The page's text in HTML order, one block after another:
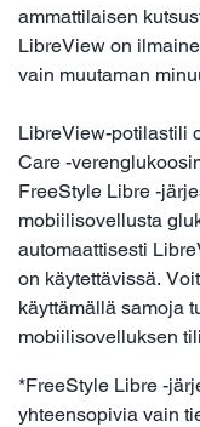
ammattilaisen
LibreView on
vain muutaman
LibreView-potilastili
Care -
FreeStyle Libre -
mobiilisovellusta
automaattisesti
on käytettävissä.
käyttämällä samoja
mobiilisovelluksen
*FreeStyle Libre -
yhteensopivia vain